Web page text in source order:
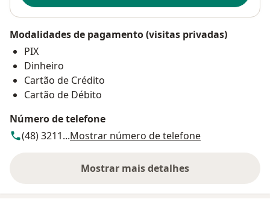
Modalidades de pagamento (visitas privadas)
PIX
Dinheiro
Cartão de Crédito
Cartão de Débito
Número de telefone
(48) 3211...Mostrar número de telefone
Mostrar mais detalhes
sobre o endereço